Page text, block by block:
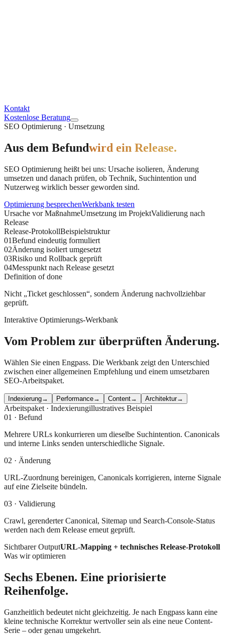
Kontakt
Kostenlose Beratung
SEO Optimierung · Umsetzung
Aus dem Befundwird ein Release.
SEO Optimierung heißt bei uns: Ursache isolieren, Änderung
umsetzen und danach prüfen, ob Technik, Suchintention und
Nutzerweg wirklich besser geworden sind.
Optimierung besprechenWerkbank testen
Ursache vor MaßnahmeUmsetzung im ProjektValidierung nach
Release
Release-ProtokollBeispielstruktur
01Befund eindeutig formuliert
02Änderung isoliert umgesetzt
03Risiko und Rollback geprüft
04Messpunkt nach Release gesetzt
Definition of done
Nicht „Ticket geschlossen“, sondern Änderung nachvollziehbar
geprüft.
Interaktive Optimierungs-Werkbank
Vom Problem zur überprüften Änderung.
Wählen Sie einen Engpass. Die Werkbank zeigt den Unterschied
zwischen einer allgemeinen Empfehlung und einem umsetzbaren
SEO-Arbeitspaket.
Indexierung→ Performance→ Content→ Architektur→
Arbeitspaket · Indexierungillustratives Beispiel
01 · Befund
Mehrere URLs konkurrieren um dieselbe Suchintention. Canonicals
und interne Links senden unterschiedliche Signale.
02 · Änderung
URL-Zuordnung bereinigen, Canonicals korrigieren, interne Signale
auf eine Zielseite bündeln.
03 · Validierung
Crawl, gerenderter Canonical, Sitemap und Search-Console-Status
werden nach dem Release erneut geprüft.
Sichtbarer OutputURL-Mapping + technisches Release-Protokoll
Was wir optimieren
Sechs Ebenen. Eine priorisierte
Reihenfolge.
Ganzheitlich bedeutet nicht gleichzeitig. Je nach Engpass kann eine
kleine technische Korrektur wertvoller sein als eine neue Content-
Serie – oder genau umgekehrt.